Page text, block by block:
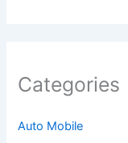
Categories
Auto Mobile